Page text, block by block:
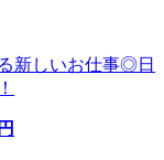
新しいお仕事◎日
円